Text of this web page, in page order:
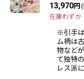
13,970円(
在庫わずか
※引手
ム柄は
物など
て独特
レス派